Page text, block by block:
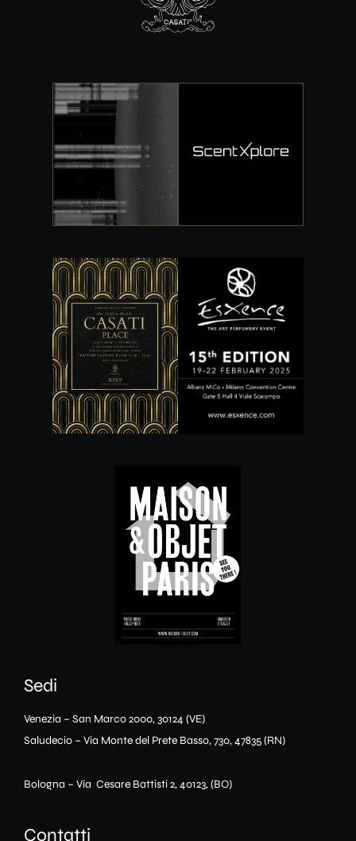
Sedi
Venezia – San Marco 2000, 30124 (VE)
Saludecio – Via Monte del Prete Basso, 730, 47835 (RN)
Bologna – Via Cesare Battisti 2, 40123, (BO)
Contatti